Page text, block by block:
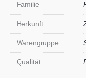
Familie
Herkunft
Warengruppe
Qualität